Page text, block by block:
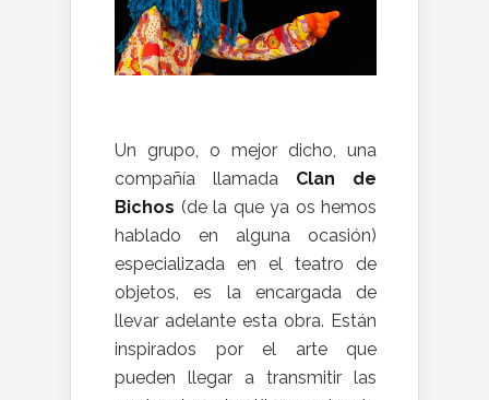
Un grupo, o mejor dicho, una
compañía llamada Clan de
Bichos (de la que ya os hemos
hablado en alguna ocasión)
especializada en el teatro de
objetos, es la encargada de
llevar adelante esta obra. Están
inspirados por el arte que
pueden llegar a transmitir las